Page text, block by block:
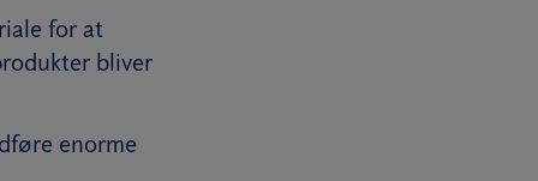
for at
bliver
enorme